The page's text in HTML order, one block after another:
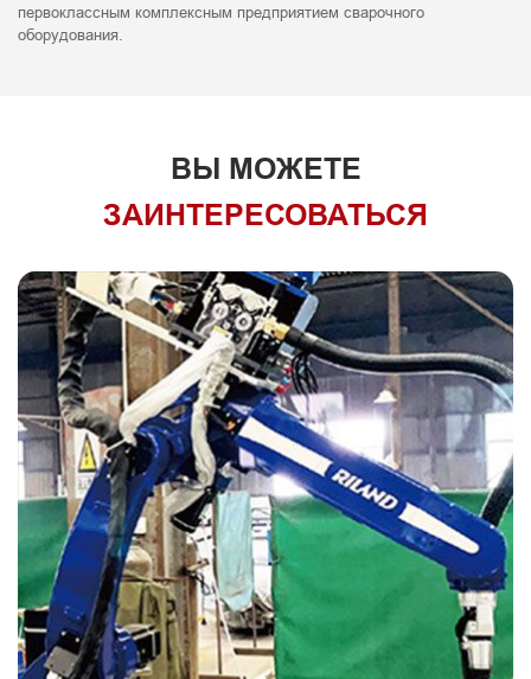
первоклассным комплексным предприятием сварочного
оборудования.
ВЫ МОЖЕТЕ
ЗАИНТЕРЕСОВАТЬСЯ